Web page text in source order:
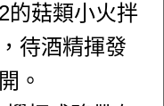
的菇類小火拌
待酒精揮發
。